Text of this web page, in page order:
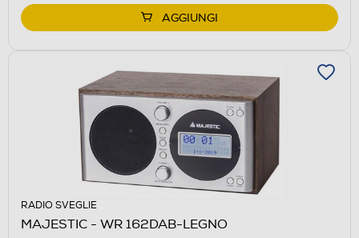
AGGIUNGI
RADIO SVEGLIE
MAJESTIC - WR 162DAB-LEGNO